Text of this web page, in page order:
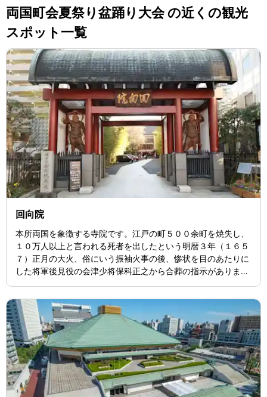
両国町会夏祭り盆踊り大会 の近くの観光
スポット一覧
回向院
本所両国を象徴する寺院です。江戸の町５００余町を焼失し、
１０万人以上と言われる死者を出したという明暦３年（１６５
７）正月の大火、俗にいう振袖火事の後、惨状を目のあたりに
した将軍後見役の会津少将保科正之から合葬の指示がありまし
の諸総山無縁寺回向院の始まりです。 回向院はその後、江戸市
中すべての無縁仏を埋葬するようになりました。回向院を参る
人々で両国橋周辺は賑わうようになり様々な店舗・演芸等が集
まる場所となりました。